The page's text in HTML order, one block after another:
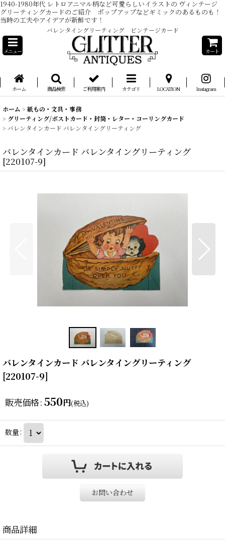
1940-1980年代 レトロアニマル柄など可愛らしいイラストの ヴィンテージ
グリーティングカードのご紹介 ポップアップなどギミックのあるものも！
当時の工夫やアイデアが新鮮です！
バレンタイングリーティング ビンテージカード
メニュー カート
ホーム 商品検索 ご利用案内 カテゴリ LOCATION Instagram
ホーム > 紙もの・文具・事務
> グリーティング/ポストカード・封筒・レター・コーリングカード
> バレンタインカード バレンタイングリーティング
バレンタインカード バレンタイングリーティング
[220107-9]
バレンタインカード バレンタイングリーティング
[220107-9]
販売価格: 550円(税込)
数量:
お問い合わせ
商品詳細